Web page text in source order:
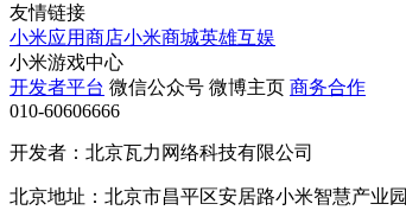
友情链接
小米应用商店小米商城英雄互娱
小米游戏中心
开发者平台 微信公众号 微博主页 商务合作
010-60606666
开发者：北京瓦力网络科技有限公司
北京地址：北京市昌平区安居路小米智慧产业园